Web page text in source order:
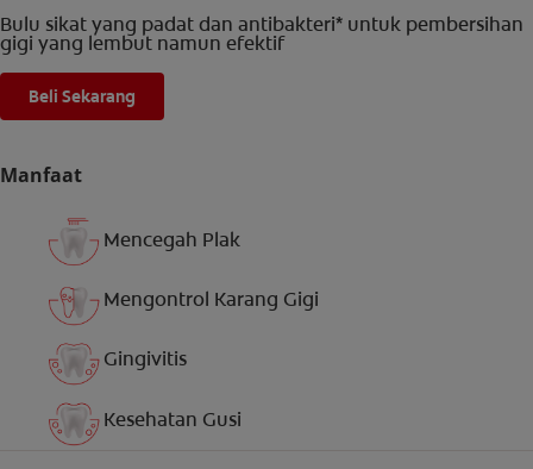
Bulu sikat yang padat dan antibakteri* untuk pembersihan
gigi yang lembut namun efektif
Beli Sekarang
Manfaat
Mencegah Plak
Mengontrol Karang Gigi
Gingivitis
Kesehatan Gusi